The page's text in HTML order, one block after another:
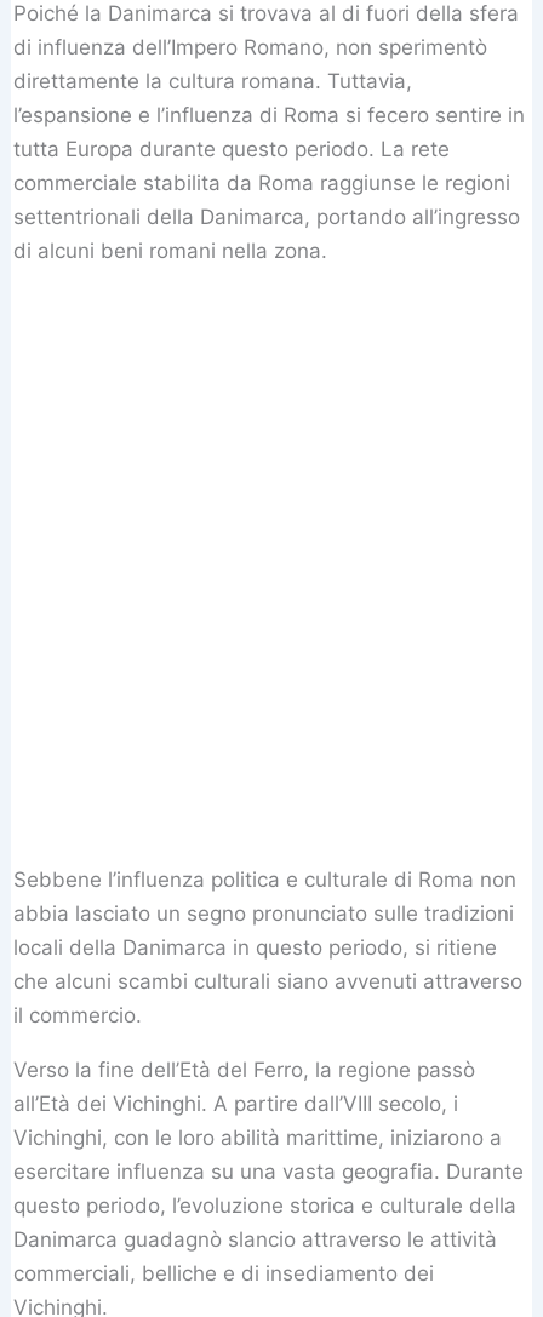
Poiché la Danimarca si trovava al di fuori della sfera
di influenza dell’Impero Romano, non sperimentò
direttamente la cultura romana. Tuttavia,
l’espansione e l’influenza di Roma si fecero sentire in
tutta Europa durante questo periodo. La rete
commerciale stabilita da Roma raggiunse le regioni
settentrionali della Danimarca, portando all’ingresso
di alcuni beni romani nella zona.
Sebbene l’influenza politica e culturale di Roma non
abbia lasciato un segno pronunciato sulle tradizioni
locali della Danimarca in questo periodo, si ritiene
che alcuni scambi culturali siano avvenuti attraverso
il commercio.
Verso la fine dell’Età del Ferro, la regione passò
all’Età dei Vichinghi. A partire dall’VIII secolo, i
Vichinghi, con le loro abilità marittime, iniziarono a
esercitare influenza su una vasta geografia. Durante
questo periodo, l’evoluzione storica e culturale della
Danimarca guadagnò slancio attraverso le attività
commerciali, belliche e di insediamento dei
Vichinghi.